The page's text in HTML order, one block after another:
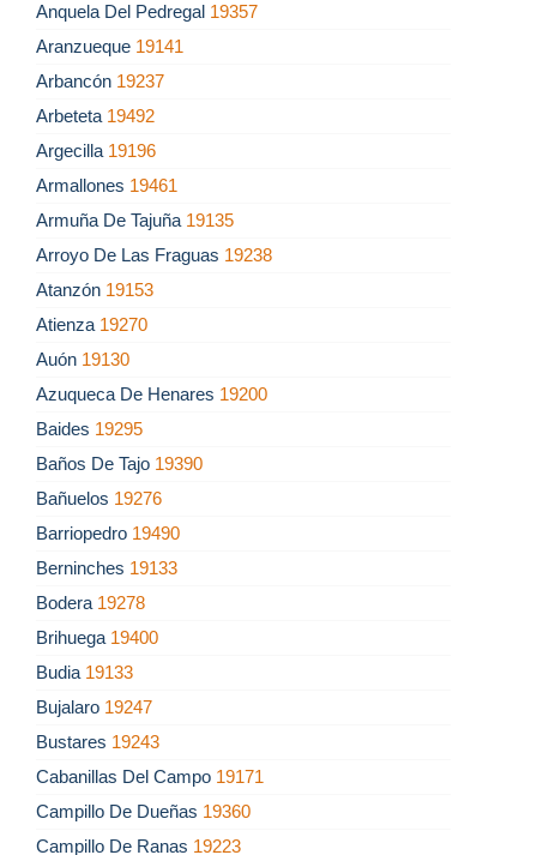
Anquela Del Pedregal 19357
Aranzueque 19141
Arbancón 19237
Arbeteta 19492
Argecilla 19196
Armallones 19461
Armuña De Tajuña 19135
Arroyo De Las Fraguas 19238
Atanzón 19153
Atienza 19270
Auón 19130
Azuqueca De Henares 19200
Baides 19295
Baños De Tajo 19390
Bañuelos 19276
Barriopedro 19490
Berninches 19133
Bodera 19278
Brihuega 19400
Budia 19133
Bujalaro 19247
Bustares 19243
Cabanillas Del Campo 19171
Campillo De Dueñas 19360
Campillo De Ranas 19223